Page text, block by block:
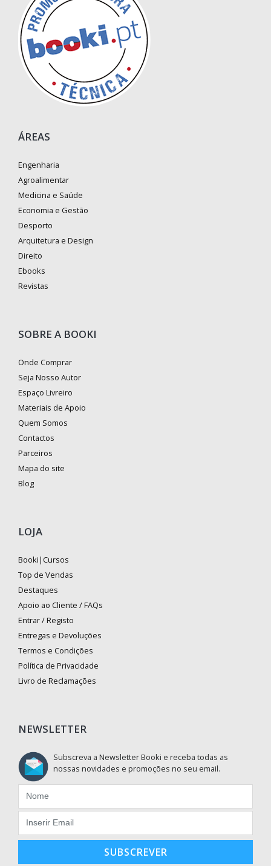
ÁREAS
Engenharia
Agroalimentar
Medicina e Saúde
Economia e Gestão
Desporto
Arquitetura e Design
Direito
Ebooks
Revistas
SOBRE A BOOKI
Onde Comprar
Seja Nosso Autor
Espaço Livreiro
Materiais de Apoio
Quem Somos
Contactos
Parceiros
Mapa do site
Blog
LOJA
Booki|Cursos
Top de Vendas
Destaques
Apoio ao Cliente / FAQs
Entrar / Registo
Entregas e Devoluções
Termos e Condições
Política de Privacidade
Livro de Reclamações
NEWSLETTER
Subscreva a Newsletter Booki e receba todas as
nossas novidades e promoções no seu email.
SUBSCREVER